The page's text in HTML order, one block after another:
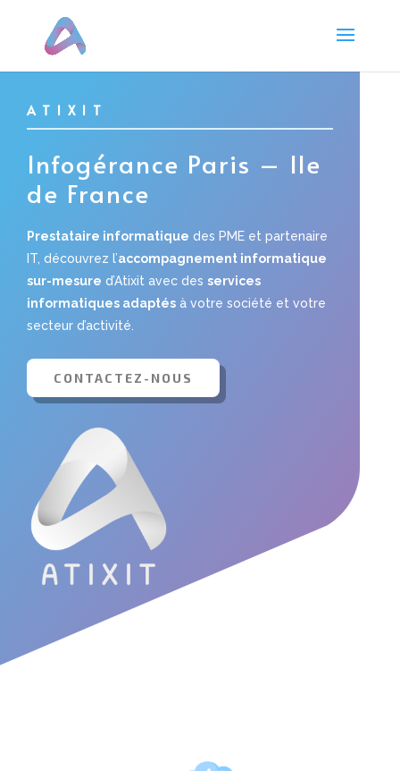
ATIXIT
Infogérance Paris – Ile
de France
Prestataire informatique des PME et partenaire
IT, découvrez l’accompagnement informatique
sur-mesure d’Atixit avec des services
informatiques adaptés à votre société et votre
secteur d’activité.
CONTACTEZ-NOUS